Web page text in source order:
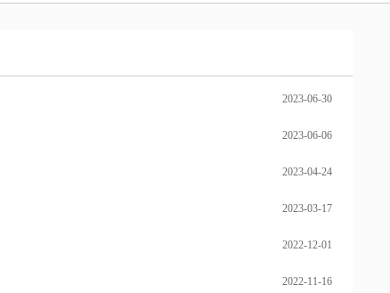
2023-06-30
2023-06-06
2023-04-24
2023-03-17
2022-12-01
2022-11-16